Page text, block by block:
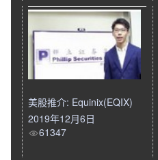
美股推介: Equinix(EQIX)
2019年12月6日
61347